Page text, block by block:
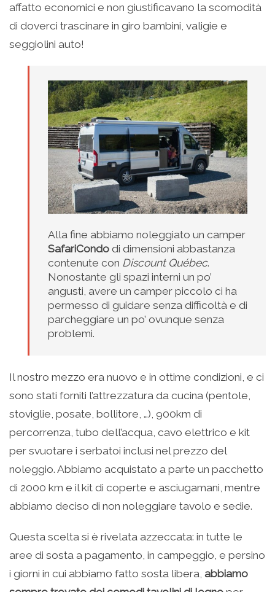
affatto economici e non giustificavano la scomodità
di doverci trascinare in giro bambini, valigie e
seggiolini auto!
Alla fine abbiamo noleggiato un camper
SafariCondo di dimensioni abbastanza
contenute con Discount Québec.
Nonostante gli spazi interni un po’
angusti, avere un camper piccolo ci ha
permesso di guidare senza difficoltà e di
parcheggiare un po’ ovunque senza
problemi.
Il nostro mezzo era nuovo e in ottime condizioni, e ci
sono stati forniti l’attrezzatura da cucina (pentole,
stoviglie, posate, bollitore, …), 900km di
percorrenza, tubo dell’acqua, cavo elettrico e kit
per svuotare i serbatoi inclusi nel prezzo del
noleggio. Abbiamo acquistato a parte un pacchetto
di 2000 km e il kit di coperte e asciugamani, mentre
abbiamo deciso di non noleggiare tavolo e sedie.
Questa scelta si è rivelata azzeccata: in tutte le
aree di sosta a pagamento, in campeggio, e persino
i giorni in cui abbiamo fatto sosta libera, abbiamo